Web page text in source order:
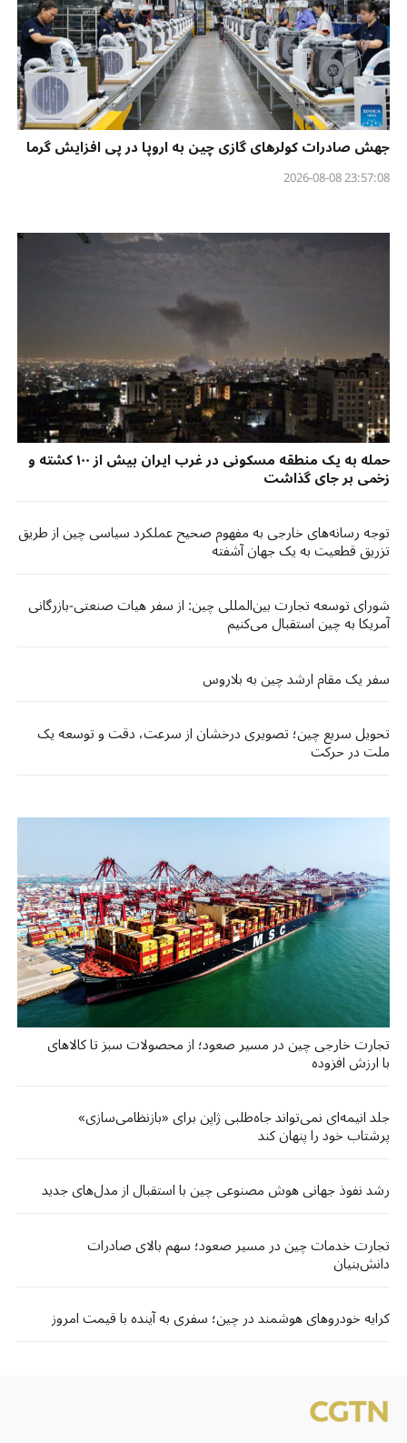
جهش صادرات کولرهای گازی چین به اروپا در پی افزایش گرما
23:57:08 2026-08-08
حمله به یک منطقه مسکونی در غرب ایران بیش از ۱۰۰ کشته و
زخمی بر جای گذاشت
توجه رسانه‌های خارجی به مفهوم صحیح عملکرد سیاسی چین از طریق
تزریق قطعیت به یک جهان آشفته
شورای توسعه تجارت بین‌المللی چین: از سفر هیات صنعتی-بازرگانی
آمریکا به چین استقبال می‌کنیم
سفر یک مقام ارشد چین به بلاروس
تحویل سریع چین؛ تصویری درخشان از سرعت، دقت و توسعه یک
ملت در حرکت
تجارت خارجی چین در مسیر صعود؛ از محصولات سبز تا کالاهای
با ارزش افزوده
جلد انیمه‌ای نمی‌تواند جاه‌طلبی ژاپن برای «بازنظامی‌سازی»
پرشتاب خود را پنهان کند
رشد نفوذ جهانی هوش مصنوعی چین با استقبال از مدل‌های جدید
تجارت خدمات چین در مسیر صعود؛ سهم بالای صادرات
دانش‌بنیان
کرایه خودروهای هوشمند در چین؛ سفری به آینده با قیمت امروز